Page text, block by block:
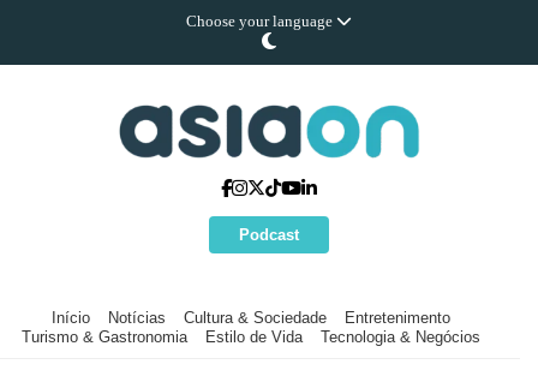
Choose your language
Podcast
Início Notícias Cultura & Sociedade
Entretenimento
Turismo & Gastronomia
Estilo de Vida Tecnologia & Negócios